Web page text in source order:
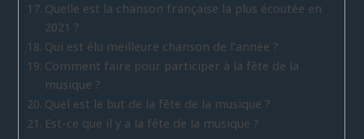
Quelle est la chanson française la plus écoutée en
2021 ?
Qui est élu meilleure chanson de l’année ?
Comment faire pour participer à la fête de la
musique ?
Quel est le but de la fête de la musique ?
Est-ce que il y a la fête de la musique ?